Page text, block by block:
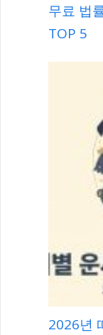
무료 법
TOP 5
2026년